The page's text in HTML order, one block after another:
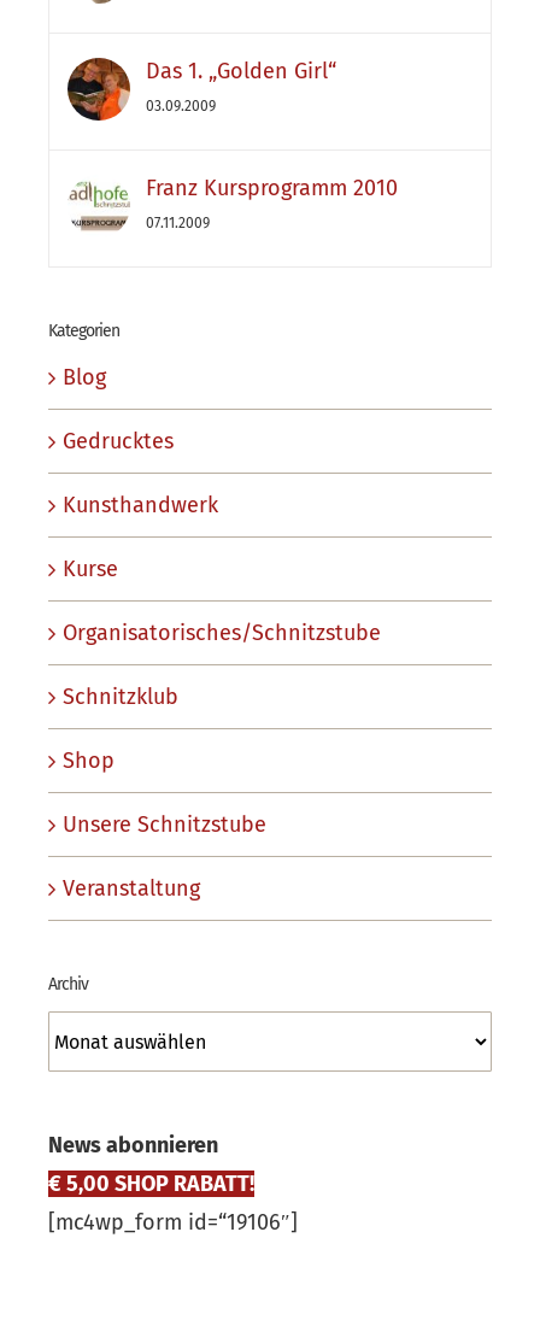
Das 1. „Golden Girl“
03.09.2009
Franz Kursprogramm 2010
07.11.2009
Kategorien
Blog
Gedrucktes
Kunsthandwerk
Kurse
Organisatorisches/Schnitzstube
Schnitzklub
Shop
Unsere Schnitzstube
Veranstaltung
Archiv
Archiv
News abonnieren
€ 5,00 SHOP RABATT!
[mc4wp_form id=“19106″]